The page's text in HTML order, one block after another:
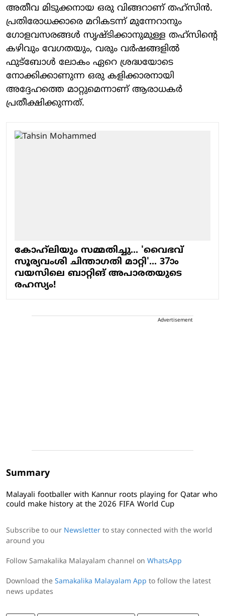
അതീവ മിടുക്കനായ ഒരു വിങ്ങറാണ് തഹ്‌സിന്‍.
പ്രതിരോധക്കാരെ മറികടന്ന് മുന്നേറാനും
ഗോളവസരങ്ങള്‍ സൃഷ്ടിക്കാനുമുള്ള തഹ്‌സിന്റെ
കഴിവും വേഗതയും, വരും വര്‍ഷങ്ങളില്‍
ഫുട്‌ബോള്‍ ലോകം ഏറെ ശ്രദ്ധയോടെ
നോക്കിക്കാണുന്ന ഒരു കളിക്കാരനായി
അദ്ദേഹത്തെ മാറ്റുമെന്നാണ് ആരാധകര്‍
പ്രതീക്ഷിക്കുന്നത്.
കോഹ്‍ലിയും സമ്മതിച്ചു... 'വൈഭവ്
സൂര്യവംശി ചിന്താ​ഗതി മാറ്റി'... 37ാം
വയസിലെ ബാറ്റിങ് അപാരതയുടെ
രഹസ്യം!
Advertisement
Summary
Malayali footballer with Kannur roots playing for Qatar who
could make history at the 2026 FIFA World Cup
Subscribe to our Newsletter to stay connected with the world
around you
Follow Samakalika Malayalam channel on WhatsApp
Download the Samakalika Malayalam App to follow the latest
news updates